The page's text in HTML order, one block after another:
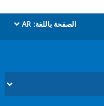
الصفحة باللغة: AR
dropdown